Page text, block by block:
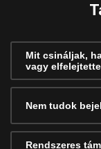
Mit csináljak,
vagy
Nem tudok
Rendszeres